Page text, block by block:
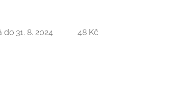
do 31. 8. 2024 48 Kč